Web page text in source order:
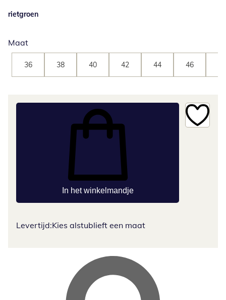
rietgroen
Maat
36 38 40 42 44 46
In het winkelmandje
Levertijd:Kies alstublieft een maat